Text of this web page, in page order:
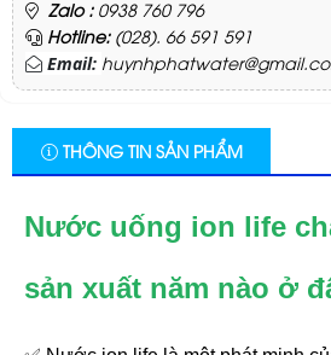
Zalo : 0938 760 796
Hotline: (028). 66 591 591
Email:
THÔNG TIN SẢN PHẨM
Nước uống ion life
sản xuất năm nào ở